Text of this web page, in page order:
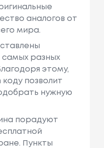
аналогов от
мира.
разных
этому,
позволит
нужную
порадуют
Пункты